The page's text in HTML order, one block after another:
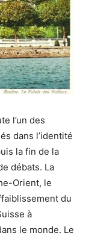
l’un des
dans l’identité
la fin de la
débats. La
Orient, le
du
à
le monde. Le